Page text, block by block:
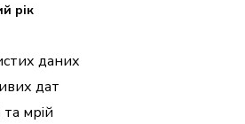
рік
даних
дат
мрій